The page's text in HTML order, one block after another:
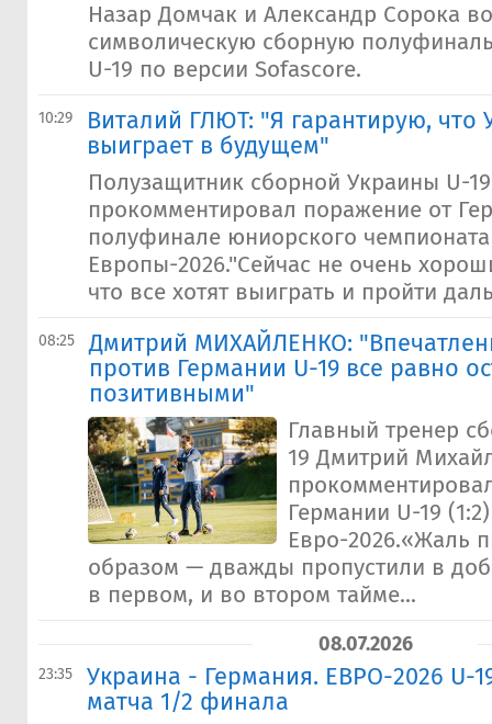
Назар Домчак и Александр Сорока
символическую сборную
U-19 по версии Sofascore.
10:29
Виталий ГЛЮТ: "Я гарантирую, что
выиграет в будущем"
Полузащитник сборной Украины U-
прокомментировал поражение от
полуфинале юниорского чемпионата
Европы-2026."Сейчас не очень
что все хотят выиграть и пройти
08:25
Дмитрий МИХАЙЛЕНКО:
против Германии U-19 все равно
позитивными"
Главный тренер
19 Дмитрий
Германии U-19
Евро-2026.«Жаль
образом — дважды пропустили в
в первом, и во втором тайме...
08.07.2026
23:35
Украина - Германия. ЕВРО-2026 U-
матча 1/2 финала